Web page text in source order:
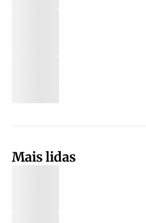
Mais lidas